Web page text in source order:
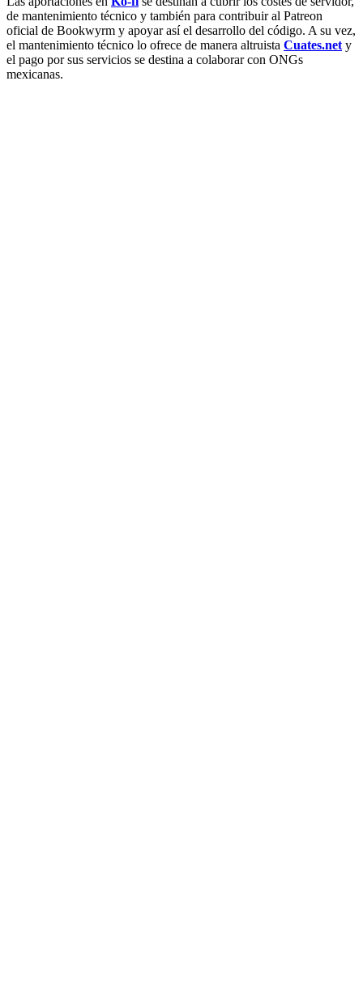
de mantenimiento técnico y también para contribuir al Patreon
oficial de Bookwyrm y apoyar así el desarrollo del código. A su vez,
el mantenimiento técnico lo ofrece de manera altruista Cuates.net y
el pago por sus servicios se destina a colaborar con ONGs
mexicanas.